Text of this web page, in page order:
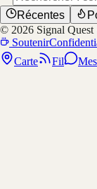
Récentes
© 2026 Signal Quest
Soutenir
Carte
Fil